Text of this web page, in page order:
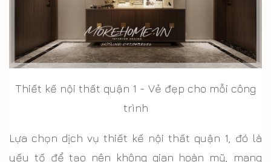
Thiết kế nội thất quận 1 - Vẻ đẹp cho mỗi công
trình
Lựa chọn dịch vụ thiết kế nội thất quận 1, đó là
yếu tố để tạo nên không gian hoàn mỹ, mang